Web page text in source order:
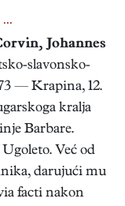
Johannes
slavonsko-
— Krapina, 12.
kralja
Barbare.
Već od
darujući mu
facti nakon